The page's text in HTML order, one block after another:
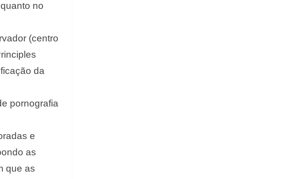
no
(centro
da
pornografia
e
as
que as